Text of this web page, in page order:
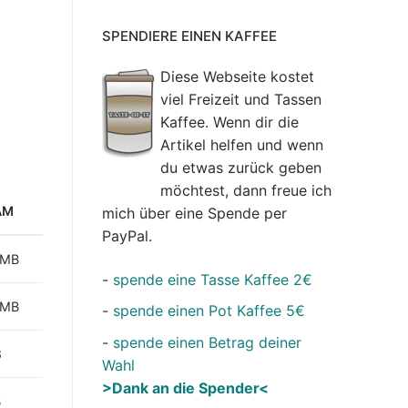
SPENDIERE EINEN KAFFEE
Diese Webseite kostet
viel Freizeit und Tassen
Kaffee. Wenn dir die
Artikel helfen und wenn
du etwas zurück geben
möchtest, dann freue ich
mich über eine Spende per
PayPal.
- spende eine Tasse Kaffee 2€
- spende einen Pot Kaffee 5€
- spende einen Betrag deiner
Wahl
>Dank an die Spender<